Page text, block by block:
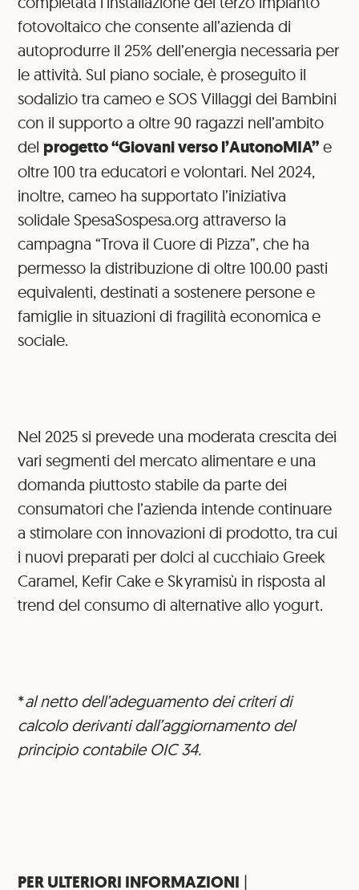
fotovoltaico che consente all’azienda di
autoprodurre il 25% dell’energia necessaria per
le attività. Sul piano sociale, è proseguito il
sodalizio tra cameo e SOS Villaggi dei Bambini
con il supporto a oltre 90 ragazzi nell’ambito
del progetto “Giovani verso l’AutonoMIA” e
oltre 100 tra educatori e volontari. Nel 2024,
inoltre, cameo ha supportato l’iniziativa
solidale SpesaSospesa.org attraverso la
campagna “Trova il Cuore di Pizza”, che ha
permesso la distribuzione di oltre 100.00 pasti
equivalenti, destinati a sostenere persone e
famiglie in situazioni di fragilità economica e
sociale.
Nel 2025 si prevede una moderata crescita dei
vari segmenti del mercato alimentare e una
domanda piuttosto stabile da parte dei
consumatori che l’azienda intende continuare
a stimolare con innovazioni di prodotto, tra cui
i nuovi preparati per dolci al cucchiaio Greek
Caramel, Kefir Cake e Skyramisù in risposta al
trend del consumo di alternative allo yogurt.
*al netto dell’adeguamento dei criteri di
calcolo derivanti dall’aggiornamento del
principio contabile OIC 34.
PER ULTERIORI INFORMAZIONI |